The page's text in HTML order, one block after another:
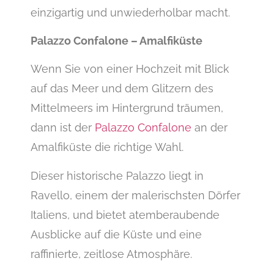
einzigartig und unwiederholbar macht.
Palazzo Confalone – Amalfiküste
Wenn Sie von einer Hochzeit mit Blick
auf das Meer und dem Glitzern des
Mittelmeers im Hintergrund träumen,
dann ist der Palazzo Confalone an der
Amalfiküste die richtige Wahl.
Dieser historische Palazzo liegt in
Ravello, einem der malerischsten Dörfer
Italiens, und bietet atemberaubende
Ausblicke auf die Küste und eine
raffinierte, zeitlose Atmosphäre.